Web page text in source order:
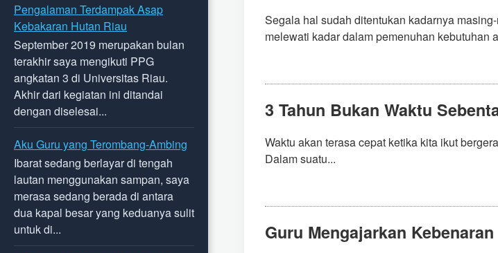
Pengalaman Terdampak Asap
Kebakaran Hutan Riau
September 2019 merupakan bulan
terakhir saya mengikuti PPG
angkatan 3 di Universitas Riau.
Akhir dari kegiatan ini ditandai
dengan diselesai...
Aku Guru yang Terombang-Ambing
Ibarat sedang berlayar di tengah
lautan menggunakan sampan, saya
merasa sedang berada di antara
dua kapal besar yang keduanya sulit
untuk di...
Segala hal sudah ditentukan kadarnya
melewati kadar dalam pemenuhan kebutuhan
3 Tahun Bukan Waktu
Waktu akan terasa cepat ketika kita ikut
Dalam suatu...
Guru Mengajarkan